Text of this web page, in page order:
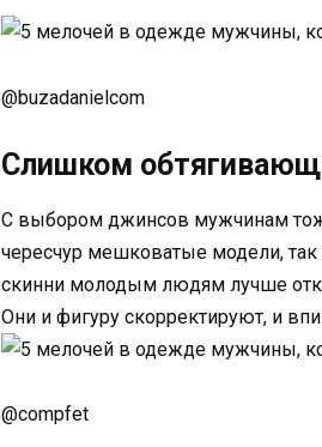
@buzadanielcom
Слишком
С выбором джинсов мужчинам
чересчур мешковатые модели,
скинни молодым людям лучше
Они и фигуру скорректируют, и
@compfet